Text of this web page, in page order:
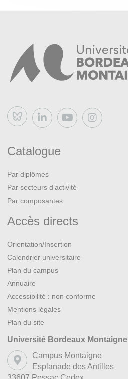
Bluesky
Catalogue
Par diplômes
Par secteurs d’activité
Par composantes
Accès directs
Orientation/Insertion
Calendrier universitaire
Plan du campus
Annuaire
Accessibilité : non conforme
Mentions légales
Plan du site
Université Bordeaux Montaigne
Campus Montaigne
Esplanade des Antilles